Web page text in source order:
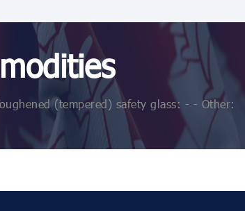
(tempered) safety glass: - - Other: